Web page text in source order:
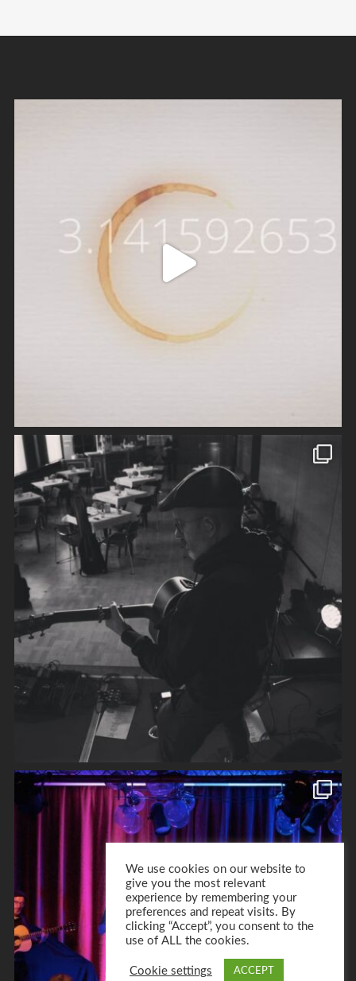
We use cookies on our website to
give you the most relevant
experience by remembering your
preferences and repeat visits. By
clicking “Accept”, you consent to the
use of ALL the cookies.
Cookie settings ACCEPT